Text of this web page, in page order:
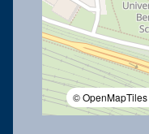
© OpenMapTiles